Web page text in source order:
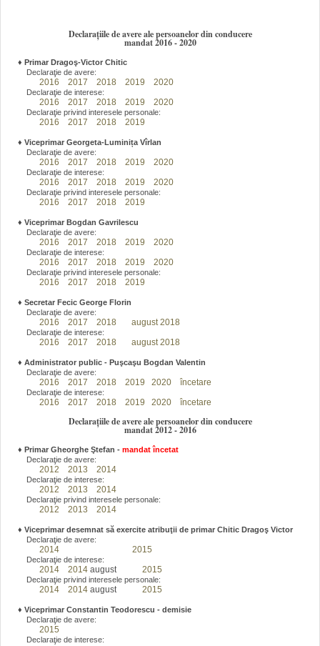
Declarațiile de avere ale persoanelor din conducere
mandat 2016 - 2020
♦ Primar Dragoş-Victor Chitic
Declaraţie de avere:
2016 2017 2018 2019 2020
Declaraţie de interese:
2016 2017 2018 2019 2020
Declaraţie privind interesele personale:
2016 2017 2018 2019
♦ Viceprimar Georgeta-Luminița Vîrlan
Declaraţie de avere:
2016 2017 2018 2019 2020
Declaraţie de interese:
2016 2017 2018 2019 2020
Declaraţie privind interesele personale:
2016 2017 2018 2019
♦ Viceprimar Bogdan Gavrilescu
Declaraţie de avere:
2016 2017 2018 2019 2020
Declaraţie de interese:
2016 2017 2018 2019 2020
Declaraţie privind interesele personale:
2016 2017 2018 2019
♦ Secretar Fecic George Florin
Declaraţie de avere:
2016 2017 2018 august 2018
Declaraţie de interese:
2016 2017 2018 august 2018
♦ Administrator public - Puşcaşu Bogdan Valentin
Declaraţie de avere:
2016 2017 2018 2019 2020 încetare
Declaraţie de interese:
2016 2017 2018 2019 2020 încetare
Declarațiile de avere ale persoanelor din conducere
mandat 2012 - 2016
♦ Primar Gheorghe Ştefan - mandat încetat
Declaraţie de avere:
2012 2013 2014
Declaraţie de interese:
2012 2013 2014
Declaraţie privind interesele personale:
2012 2013 2014
♦ Viceprimar desemnat să exercite atribuţii de primar Chitic Dragoş Victor
Declaraţie de avere:
2014 2015
Declaraţie de interese:
2014 2014 august 2015
Declaraţie privind interesele personale:
2014 2014 august 2015
♦ Viceprimar Constantin Teodorescu - demisie
Declaraţie de avere:
2015
Declaraţie de interese: